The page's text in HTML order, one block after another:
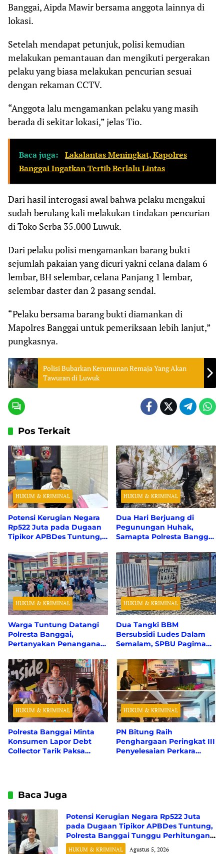
Banggai, Aipda Mawir bersama anggota lainnya di
lokasi.
Setelah mendapat petunjuk, polisi kemudian
melakukan pemantauan dan mengikuti pergerakan
pelaku yang biasa melakukan pencurian sesuai
dengan rekaman CCTV.
“Anggota lalu mengamankan pelaku yang masih
berada di sekitar lokasi,” jelas Tio.
Baca juga:
Lakalantas Meningkat, Kapolres
Banggai Ingatkan Tertib Berlalu Lintas
Dari hasil interogasi awal bahwa pelaku mengakui
sudah berulang kali melakukan tindakan pencurian
di Toko Serba 35.000 Luwuk.
Dari pelaku polisi mengamankan barang bukti
sejumlah pakaian yang dicuri yakni celana dalam 6
lembar, BH selembar, celana Panjang 1 lembar,
selembar daster dan 2 pasang sendal.
“Pelaku bersama barang bukti diamankan di
Mapolres Banggai untuk pemeriksaan lebih lanjut,”
pungkasnya.
Polisi Bubarkan Kerumunan Remaja Yang Akan
Tawuran di Luwuk
Pos Terkait
HUKUM & KRIMINAL
Potensi Kerugian Negara
Rp522 Juta pada Dugaan
Tipikor APBDes Tuntung,
Perhitungan Resmi dari
BPK RI
HUKUM & KRIMINAL
Dua Hari Berjuang di
Pegunungan Huhak,
Samapta Polresta Banggai
Hektare Karhutla
HUKUM & KRIMINAL
Warga Tuntung Datangi
Polresta Banggai,
Pertanyakan Penanganan
APBDes
HUKUM & KRIMINAL
Dua Tangki BBM
Bersubsidi Ludes Dalam
Semalam, SPBU Pagimana
HUKUM & KRIMINAL
Polresta Banggai Minta
Konsumen Lapor Debt
Collector Tarik Paksa
HUKUM & KRIMINAL
PN Bitung Raih
Penghargaan Peringkat III
Penyelesaian Perkara
Baca Juga
Potensi Kerugian Negara Rp522 Juta
pada Dugaan Tipikor APBDes Tuntung,
Polresta Banggai Tunggu Perhitungan
Resmi dari BPK RI
HUKUM & KRIMINAL Agustus 5, 2026